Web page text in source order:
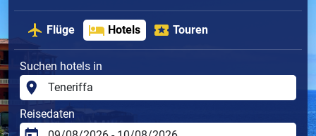
Flüge Hotels Touren
Suchen hotels in
Reisedaten